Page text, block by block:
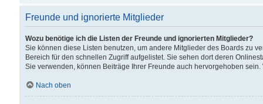
Freunde und ignorierte Mitglieder
Wozu benötige ich die Listen der Freunde und ignorierten Mitglieder?
Sie können diese Listen benutzen, um andere Mitglieder des Boards zu
Bereich für den schnellen Zugriff aufgelistet. Sie sehen dort deren
Sie verwenden, können Beiträge Ihrer Freunde auch hervorgehoben
Nach oben